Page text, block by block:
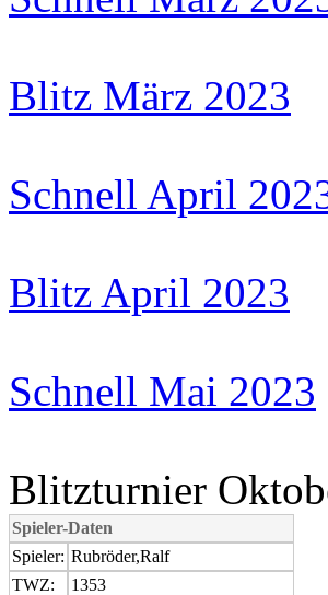
Blitz März 2023
Schnell April
Blitz April 2023
Schnell Mai 2023
Blitzturnier
Spieler-Daten
Spieler: Rubröder,Ralf
TWZ:
1353